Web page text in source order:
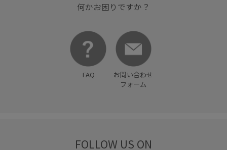
何かお困りですか？
FAQ
お問い合わせ
フォーム
FOLLOW US ON